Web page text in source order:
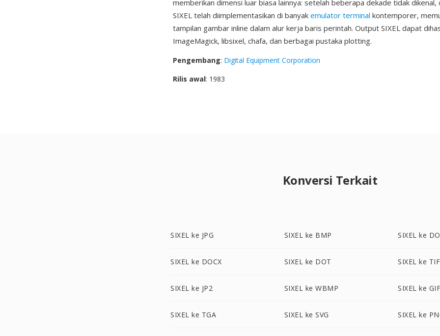
memberikan dimensi luar biasa lainnya: setelah beberapa dekade tidak dikenal,
SIXEL telah diimplementasikan di banyak emulator terminal kontemporer,
tampilan gambar inline dalam alur kerja baris perintah. Output SIXEL dapat
ImageMagick, libsixel, chafa, dan berbagai pustaka plotting.
Pengembang: Digital Equipment Corporation
Rilis awal: 1983
Konversi Terkait
SIXEL ke JPG SIXEL ke BMP SIXEL ke
SIXEL ke DOCX SIXEL ke DOT SIXEL ke
SIXEL ke JP2 SIXEL ke WBMP SIXEL ke GIF
SIXEL ke TGA SIXEL ke SVG SIXEL ke